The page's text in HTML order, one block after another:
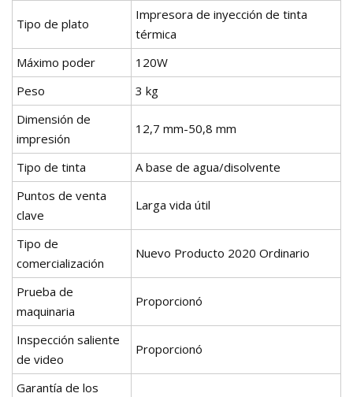
Tipo de plato
Impresora de inyección de tinta
térmica
Máximo poder
120W
Peso
3 kg
Dimensión de
impresión
12,7 mm-50,8 mm
Tipo de tinta
A base de agua/disolvente
Puntos de venta
clave
Larga vida útil
Tipo de
comercialización
Nuevo Producto 2020 Ordinario
Prueba de
maquinaria
Proporcionó
Inspección saliente
de video
Proporcionó
Garantía de los